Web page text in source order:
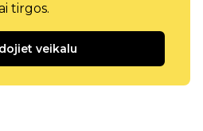
tirgos.
veikalu